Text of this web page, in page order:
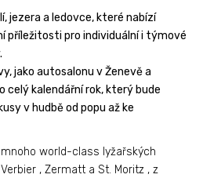
jezera a ledovce, které nabízí
příležitosti pro individuální i týmové
jako autosalonu v Ženevě a
celý kalendářní rok, který bude
v hudbě od popu až ke
world-class lyžařských
, Zermatt a St. Moritz , z